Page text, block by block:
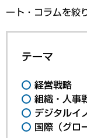
ート・コラムを絞
テーマ
経営戦略
組織・人事
デジタルイ
国際（グロ